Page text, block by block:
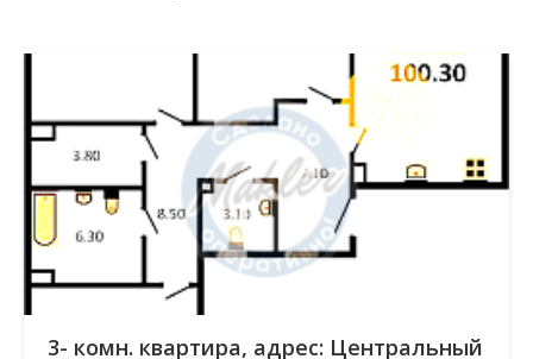
3- комн. квартира, адрес: Центральный